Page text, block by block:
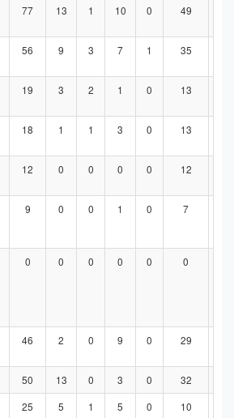
77 13 1 10 0 49
56 9 3 7 1 35
19 3 2 1 0 13
18 1 1 3 0 13
12 0 0 0 0 12
9 0 0 1 0 7
0 0 0 0 0 0
46 2 0 9 0 29
50 13 0 3 0 32
25 5 1 5 0 10